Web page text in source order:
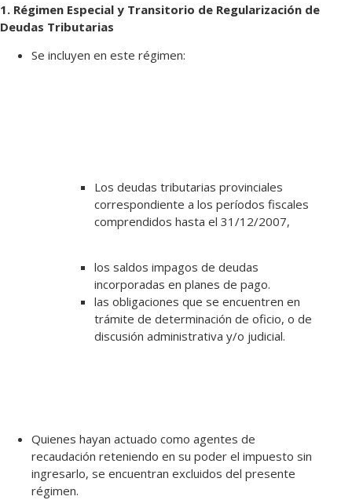
1. Régimen Especial y Transitorio de Regularización de
Deudas Tributarias
Se incluyen en este régimen:
Los deudas tributarias provinciales
correspondiente a los períodos fiscales
comprendidos hasta el 31/12/2007,
los saldos impagos de deudas
incorporadas en planes de pago.
las obligaciones que se encuentren en
trámite de determinación de oficio, o de
discusión administrativa y/o judicial.
Quienes hayan actuado como agentes de
recaudación reteniendo en su poder el impuesto sin
ingresarlo, se encuentran excluidos del presente
régimen.